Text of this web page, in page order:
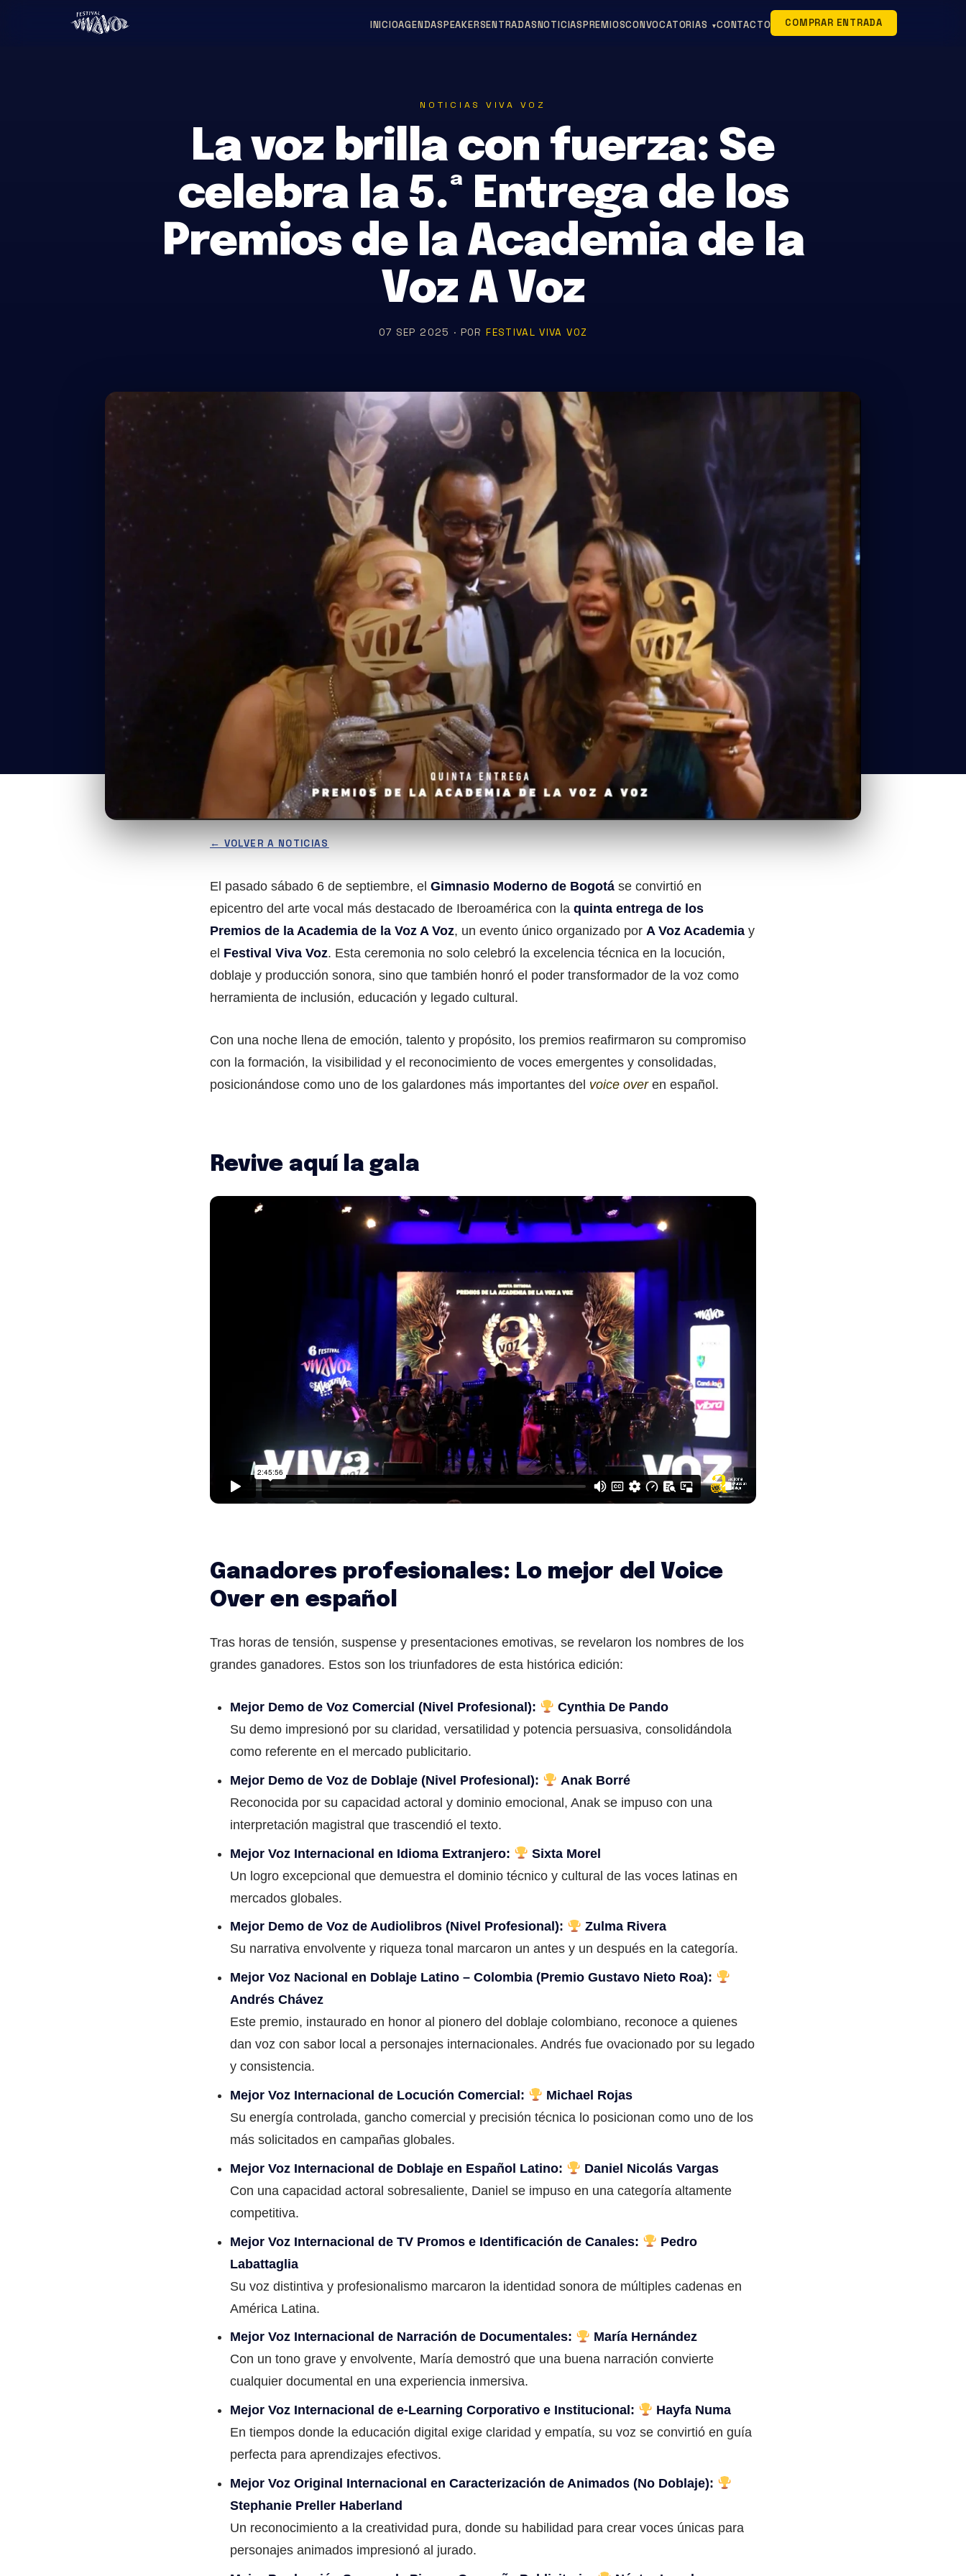
INICIOAGENDASPEAKERSENTRADASNOTICIASPREMIOSCONVOCATORIAS ▾CONTACTO COMPRAR ENTRADA
NOTICIAS VIVA VOZ
La voz brilla con fuerza: Se
celebra la 5.ª Entrega de los
Premios de la Academia de la
Voz A Voz
07 SEP 2025 · PORFESTIVAL VIVA VOZ
← VOLVER A NOTICIAS
El pasado sábado 6 de septiembre, el Gimnasio Moderno de Bogotá se convirtió en
epicentro del arte vocal más destacado de Iberoamérica con la quinta entrega de los
Premios de la Academia de la Voz A Voz, un evento único organizado por A Voz Academia y
el Festival Viva Voz. Esta ceremonia no solo celebró la excelencia técnica en la locución,
doblaje y producción sonora, sino que también honró el poder transformador de la voz como
herramienta de inclusión, educación y legado cultural.
Con una noche llena de emoción, talento y propósito, los premios reafirmaron su compromiso
con la formación, la visibilidad y el reconocimiento de voces emergentes y consolidadas,
posicionándose como uno de los galardones más importantes del voice overen español.
Revive aquí la gala
Ganadores profesionales: Lo mejor del Voice
Over en español
Tras horas de tensión, suspense y presentaciones emotivas, se revelaron los nombres de los
grandes ganadores. Estos son los triunfadores de esta histórica edición:
Mejor Demo de Voz Comercial (Nivel Profesional):
Cynthia De Pando
Su demo impresionó por su claridad, versatilidad y potencia persuasiva, consolidándola
como referente en el mercado publicitario.
Mejor Demo de Voz de Doblaje (Nivel Profesional):
Anak Borré
Reconocida por su capacidad actoral y dominio emocional, Anak se impuso con una
interpretación magistral que trascendió el texto.
Mejor Voz Internacional en Idioma Extranjero:
Sixta Morel
Un logro excepcional que demuestra el dominio técnico y cultural de las voces latinas en
mercados globales.
Mejor Demo de Voz de Audiolibros (Nivel Profesional):
Zulma Rivera
Su narrativa envolvente y riqueza tonal marcaron un antes y un después en la categoría.
Mejor Voz Nacional en Doblaje Latino – Colombia (Premio Gustavo Nieto Roa):
Andrés Chávez
Este premio, instaurado en honor al pionero del doblaje colombiano, reconoce a quienes
dan voz con sabor local a personajes internacionales. Andrés fue ovacionado por su legado
y consistencia.
Mejor Voz Internacional de Locución Comercial:
Michael Rojas
Su energía controlada, gancho comercial y precisión técnica lo posicionan como uno de los
más solicitados en campañas globales.
Mejor Voz Internacional de Doblaje en Español Latino:
Daniel Nicolás Vargas
Con una capacidad actoral sobresaliente, Daniel se impuso en una categoría altamente
competitiva.
Mejor Voz Internacional de TV Promos e Identificación de Canales:
Pedro
Labattaglia
Su voz distintiva y profesionalismo marcaron la identidad sonora de múltiples cadenas en
América Latina.
Mejor Voz Internacional de Narración de Documentales:
María Hernández
Con un tono grave y envolvente, María demostró que una buena narración convierte
cualquier documental en una experiencia inmersiva.
Mejor Voz Internacional de e-Learning Corporativo e Institucional:
Hayfa Numa
En tiempos donde la educación digital exige claridad y empatía, su voz se convirtió en guía
perfecta para aprendizajes efectivos.
Mejor Voz Original Internacional en Caracterización de Animados (No Doblaje):
Stephanie Preller Haberland
Un reconocimiento a la creatividad pura, donde su habilidad para crear voces únicas para
personajes animados impresionó al jurado.